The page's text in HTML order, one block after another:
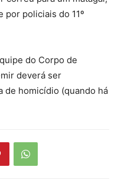
por policiais do 11º
do Corpo de
deverá ser
de homicídio (quando há